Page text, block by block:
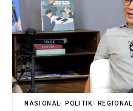
NASIONAL POLITIK REGIONAL